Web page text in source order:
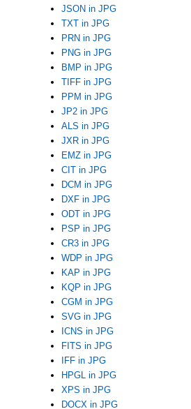
JSON in JPG
TXT in JPG
PRN in JPG
PNG in JPG
BMP in JPG
TIFF in JPG
PPM in JPG
JP2 in JPG
ALS in JPG
JXR in JPG
EMZ in JPG
CIT in JPG
DCM in JPG
DXF in JPG
ODT in JPG
PSP in JPG
CR3 in JPG
WDP in JPG
KAP in JPG
KQP in JPG
CGM in JPG
SVG in JPG
ICNS in JPG
FITS in JPG
IFF in JPG
HPGL in JPG
XPS in JPG
DOCX in JPG